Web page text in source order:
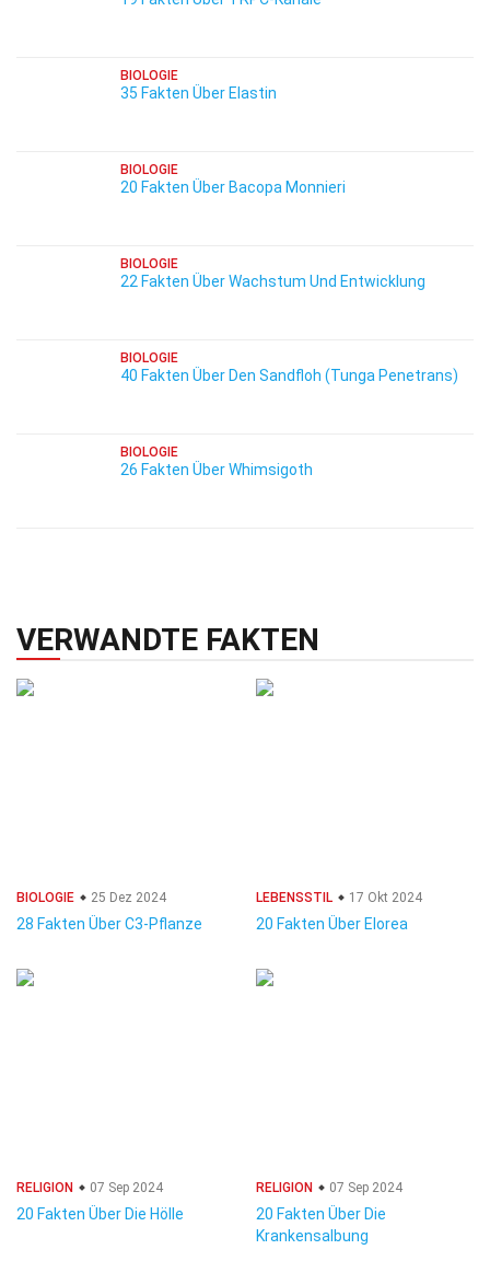
BIOLOGIE
35 Fakten Über Elastin
BIOLOGIE
20 Fakten Über Bacopa Monnieri
BIOLOGIE
22 Fakten Über Wachstum Und Entwicklung
BIOLOGIE
40 Fakten Über Den Sandfloh (Tunga Penetrans)
BIOLOGIE
26 Fakten Über Whimsigoth
VERWANDTE FAKTEN
BIOLOGIE 25 Dez 2024
28 Fakten Über C3-Pflanze
LEBENSSTIL 17 Okt 2024
20 Fakten Über Elorea
RELIGION 07 Sep 2024
20 Fakten Über Die Hölle
RELIGION 07 Sep 2024
20 Fakten Über Die
Krankensalbung